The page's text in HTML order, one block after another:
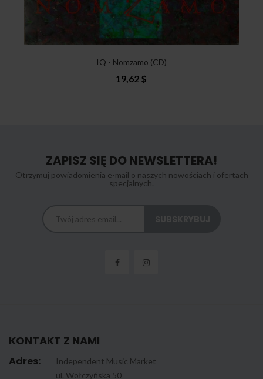
IQ - Nomzamo (CD)
19,62 $
ZAPISZ SIĘ DO NEWSLETTERA!
Otrzymuj powiadomienia e-mail o naszych nowościach i ofertach
specjalnych.
KONTAKT Z NAMI
Adres:
Independent Music Market
ul. Wołczyńska 50